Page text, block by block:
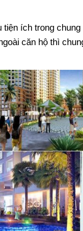
tiện ích trong
căn hộ thì